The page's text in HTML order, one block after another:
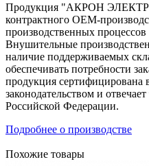
Продукция "АКРОН
контрактного OEM-
производственных
Внушительные
наличие поддерживаемых
обеспечивать потребности
продукция сертифицирована
законодательством и
Российской Федерации.
Подробнее о производстве
Похожие товары